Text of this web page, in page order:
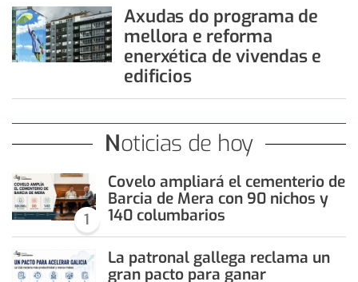
Axudas do programa de
mellora e reforma
enerxética de vivendas e
edificios
Noticias de hoy
1
Covelo ampliará el cementerio de
Barcia de Mera con 90 nichos y
140 columbarios
La patronal gallega reclama un
gran pacto para ganar